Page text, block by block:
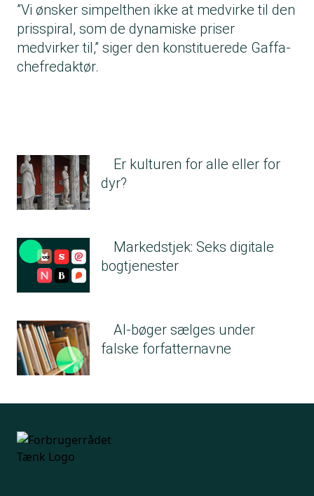
”Vi ønsker simpelthen ikke at medvirke til den
prisspiral, som de dynamiske priser
medvirker til,” siger den konstituerede Gaffa-
chefredaktør.
Er kulturen for alle eller for
dyr?
Markedstjek: Seks digitale
bogtjenester
AI-bøger sælges under
falske forfatternavne